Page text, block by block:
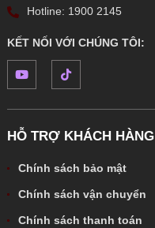
Hotline: 1900 2145
KẾT NỐI VỚI CHÚNG TÔI:
HỖ TRỢ KHÁCH HÀNG
Chính sách bảo mật
Chính sách vận chuyển
Chính sách thanh toán